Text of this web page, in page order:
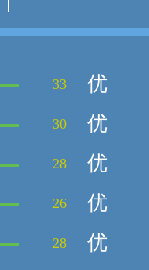
33 优
30 优
28 优
26 优
28 优